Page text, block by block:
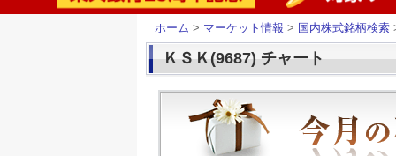
ホーム > マーケット情報 > 国内株式銘柄検索
ＫＳＫ(9687) チャート